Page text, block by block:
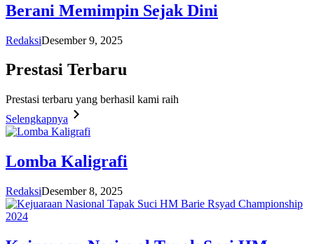
Berani Memimpin Sejak Dini
RedaksiDesember 9, 2025
Prestasi Terbaru
Prestasi terbaru yang berhasil kami raih
Selengkapnya
Lomba Kaligrafi
RedaksiDesember 8, 2025